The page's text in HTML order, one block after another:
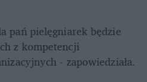
pań pielęgniarek będzie
z kompetencji
- zapowiedziała.